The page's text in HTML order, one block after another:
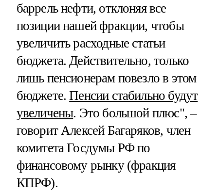
баррель нефти, отклоняя все
позиции нашей фракции, чтобы
увеличить расходные статьи
бюджета. Действительно, только
лишь пенсионерам повезло в этом
бюджете.Пенсии стабильно будут
увеличены. Это большой плюс", –
говорит Алексей Багаряков, член
комитета Госдумы РФ по
финансовому рынку (фракция
КПРФ).